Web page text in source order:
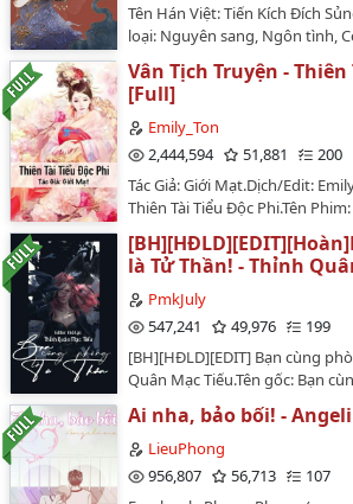
Tên Hán Việt: Tiến Kích Đích
loại: Nguyên sang, Ngôn tình,
Trọng sinh, Cung đấu, Cung
Lãnh cung.Người phụ trách:
ÁNHậu cung của Đại Tần, chia
Thái hậu, Hoàng thượng,
trước Thẩm Vũ là Chiêu nghi
tốt.Trước khi chết, nàng mới
đức cũng không nhất định có
này, nàng muốn sủng quan
tú!Văn án tóm gọn một câu:
của sủng phi hung tàn cuồng
独秀): Chỉ có 1 cây nở hoa. Đây
Quốc, ngụ ý dùng để chỉ người
truyện: 19h - 24h từ thứ hai
Vân Tịch Truyện -
[Full]
Emily_Ton
2,444,594
51,881
200
Tác Giả: Giới Mạt.Dịch/Edit:
Thiên Tài Tiểu Độc Phi.Tên
là Tử Thần! - Thỉnh
PmkJuly
547,241
49,976
199
[BH][HĐLD][EDIT] Bạn cùng
Quân Mạc Tiếu.Tên gốc: Bạn
Thành! Đổi thành: Bạn cùng
Thỉnh Quân Mạc Tiếu.Thể loại:
ma quái, bắt ma, hài hước và
trạng bản raw: 245c chính 3c
Ai nha, bảo bối! -
LieuPhong
956,807
56,713
107